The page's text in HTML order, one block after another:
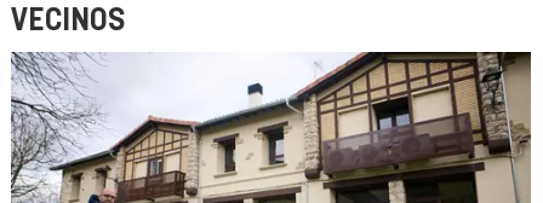
VECINOS